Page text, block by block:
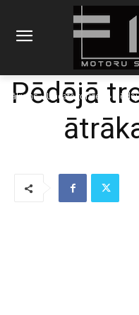
Sākums Uncategorized
Pēdējā